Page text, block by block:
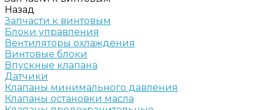
Назад
Запчасти к винтовым
Блоки управления
Вентиляторы охлаждения
Винтовые блоки
Впускные клапана
Датчики
Клапаны минимального давления
Клапаны остановки масла